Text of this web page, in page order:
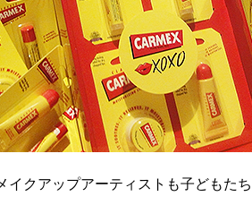
クアップアーティストも子どもた